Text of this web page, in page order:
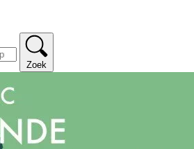
Zoek